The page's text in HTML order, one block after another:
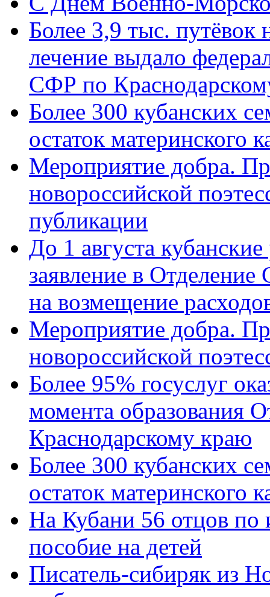
Более 3,9 тыс. путёвок
лечение выдало
СФР по
Более 300 кубанских
остаток материнского
Мероприятие добра.
новороссийской
публикации
До 1 августа
заявление в
на возмещение
Мероприятие добра.
новороссийской
Более 95% госуслуг
момента образования
Краснодарскому краю
Более 300 кубанских
остаток материнского
На Кубани 56 отцов по
пособие на детей
Писатель-сибиряк из